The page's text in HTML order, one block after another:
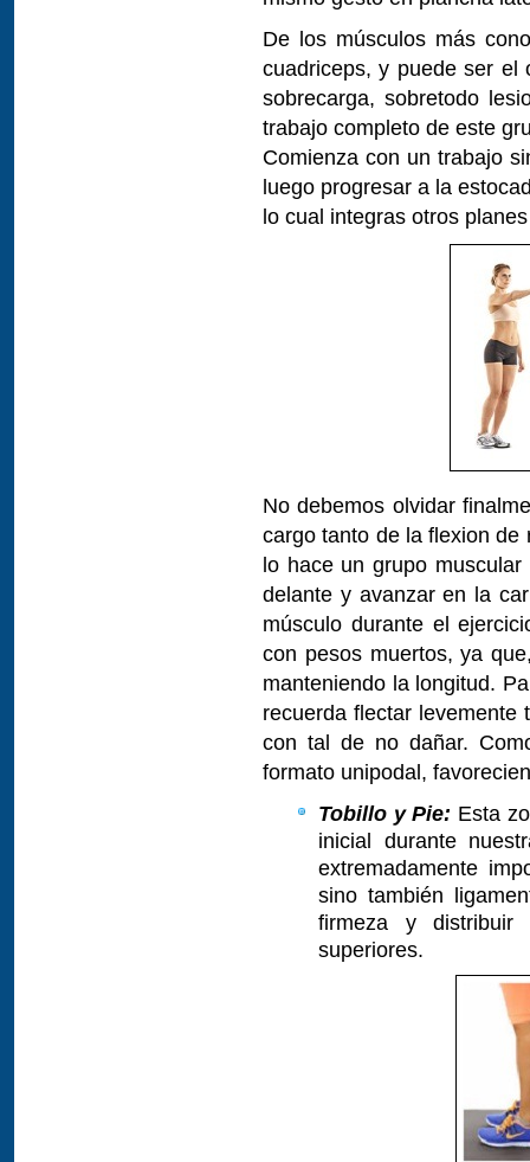
De los músculos más
cuadriceps, y puede ser el
sobrecarga, sobretodo
trabajo completo de este
Comienza con un trabajo
luego progresar a la
lo cual integras otros
No debemos olvidar
cargo tanto de la flexion de
lo hace un grupo
delante y avanzar en la
músculo durante el
con pesos muertos, ya
manteniendo la longitud.
recuerda flectar levemente
con tal de no dañar.
formato unipodal,
Tobillo y Pie: Esta
inicial durante
extremadamente
sino también
firmeza y
superiores.